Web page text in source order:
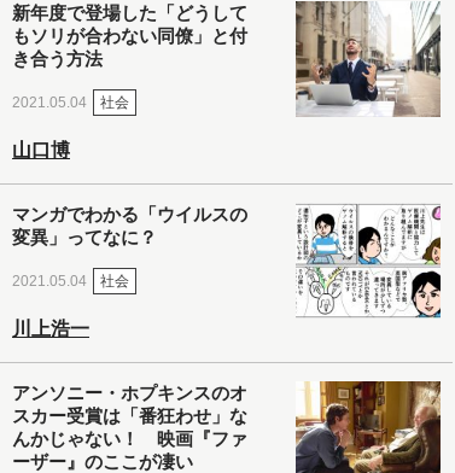
新年度で登場した「どうして
もソリが合わない同僚」と付
き合う方法
2021.05.04 社会
山口博
マンガでわかる「ウイルスの
変異」ってなに？
2021.05.04 社会
川上浩一
アンソニー・ホプキンスのオ
スカー受賞は「番狂わせ」な
んかじゃない！ 映画『ファ
ーザー』のここが凄い